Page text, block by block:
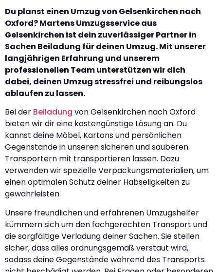
Du planst einen Umzug von Gelsenkirchen nach
Oxford? Martens Umzugsservice aus
Gelsenkirchen ist dein zuverlässiger Partner in
Sachen Beiladung für deinen Umzug. Mit unserer
langjährigen Erfahrung und unserem
professionellen Team unterstützen wir dich
dabei, deinen Umzug stressfrei und reibungslos
ablaufen zu lassen.
Bei der Beiladung von Gelsenkirchen nach Oxford
bieten wir dir eine kostengünstige Lösung an. Du
kannst deine Möbel, Kartons und persönlichen
Gegenstände in unseren sicheren und sauberen
Transportern mit transportieren lassen. Dazu
verwenden wir spezielle Verpackungsmaterialien, um
einen optimalen Schutz deiner Habseligkeiten zu
gewährleisten.
Unsere freundlichen und erfahrenen Umzugshelfer
kümmern sich um den fachgerechten Transport und
die sorgfältige Verladung deiner Sachen. Sie stellen
sicher, dass alles ordnungsgemäß verstaut wird,
sodass deine Gegenstände während des Transports